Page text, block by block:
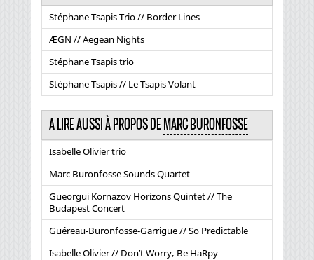
Stéphane Tsapis Trio // Border Lines
ÆGN // Aegean Nights
Stéphane Tsapis trio
Stéphane Tsapis // Le Tsapis Volant
A LIRE AUSSI À PROPOS DE MARC BURONFOSSE
Isabelle Olivier trio
Marc Buronfosse Sounds Quartet
Gueorgui Kornazov Horizons Quintet // The
Budapest Concert
Guéreau-Buronfosse-Garrigue // So Predictable
Isabelle Olivier // Don’t Worry, Be HaRpy